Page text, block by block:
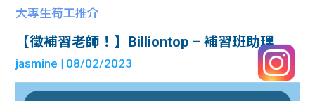
大專生筍工推介
【徵補習老師！】Billiontop – 補習班助理
jasmine | 08/02/2023